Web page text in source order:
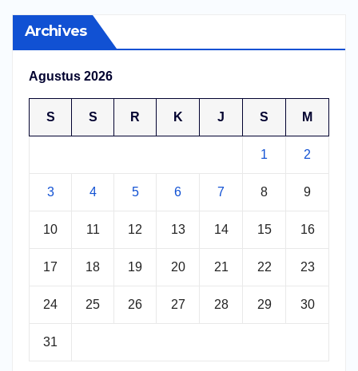
Archives
Agustus 2026
S S R K J S M
1 2
3 4 5 6 7 8 9
10 11 12 13 14 15 16
17 18 19 20 21 22 23
24 25 26 27 28 29 30
31